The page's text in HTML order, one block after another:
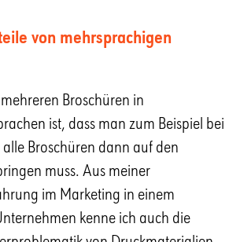
von mehrsprachigen
Broschüren in
ist, dass man zum Beispiel bei
Broschüren dann auf den
muss. Aus meiner
im Marketing in einem
kenne ich auch die